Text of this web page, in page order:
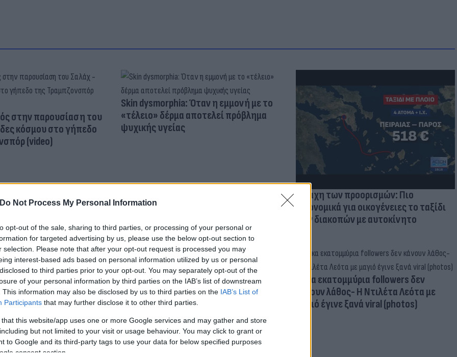
Do Not Process My Personal Information
opt-out of the sale, sharing to third parties, or processing of your personal or
for targeted advertising by us, please use the below opt-out section to
selection. Please note that after your opt-out request is processed you may
interest-based ads based on personal information utilized by us or personal
to third parties prior to your opt-out. You may separately opt-out of the
of your personal information by third parties on the IAB’s list of downstream
This information may also be disclosed by us to third parties on the IAB’s List of
Participants that may further disclose it to other third parties.
that this website/app uses one or more Google services and may gather and store
but not limited to your visit or usage behaviour. You may click to grant or
to Google and its third-party tags to use your data for below specified purposes
consent section.
στην παρουσίαση του
κόσμου στο γήπεδο
(video)
Skin dysmorphia: Όταν η εμμονή με το
«τέλειο» δέρμα αποτελεί πρόβλημα
ψυχικής υγείας
Η μάχη των προορισμών: Πιο
οικονομικά για οικογένειες το ταξίδι
των διακοπών με αυτοκίνητο
το χαμένο βάρος;
μας
Δέκα εκατομμύρια followers δεν
κάνουν λάθος- Η Ντιλέτα Λεότα με
μαγιό έγινε ξανά viral (photos)